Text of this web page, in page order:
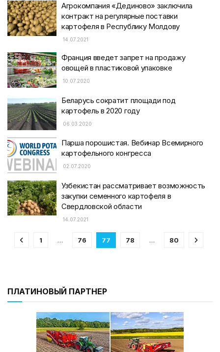
Агрокомпания «Дединово» заключила
контракт на регулярные поставки
картофеля в Республику Молдову
14.07.2021
Франция введет запрет на продажу
овощей в пластиковой упаковке
10.07.2020
Беларусь сократит площади под
картофель в 2020 году
06.03.2020
Парша порошистая. Вебинар Всемирного
картофельного конгресса
02.07.2020
Узбекистан рассматривает возможность
закупки семенного картофеля в
Свердловской области
14.07.2021
1 … 76 77 78 … 80
ПЛАТИНОВЫЙ ПАРТНЕР